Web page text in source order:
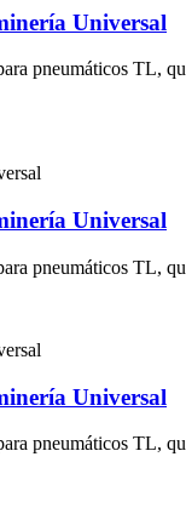
Universal
pneumáticos TL,
Universal
pneumáticos TL,
Universal
pneumáticos TL,